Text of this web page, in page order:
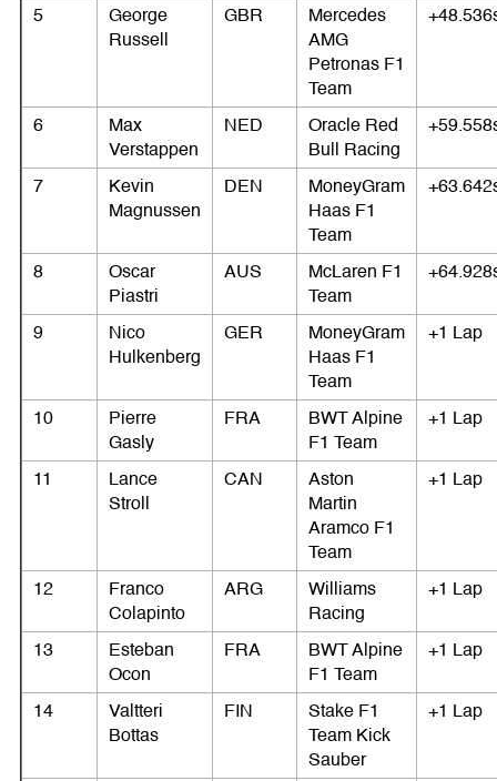
5
George
Russell
GBR
Mercedes
AMG
Petronas F1
Team
6
Max
Verstappen
NED
Oracle Red
Bull Racing
7
Kevin
Magnussen
DEN
MoneyGram
Haas F1
Team
8
Oscar
Piastri
AUS
McLaren F1
Team
9
Nico
Hulkenberg
GER
MoneyGram
Haas F1
Team
+1 Lap
10
Pierre
Gasly
FRA
BWT Alpine
F1 Team
+1 Lap
11
Lance
Stroll
CAN
Aston
Martin
Aramco F1
Team
+1 Lap
12
Franco
Colapinto
ARG
Williams
Racing
+1 Lap
13
Esteban
Ocon
FRA
BWT Alpine
F1 Team
+1 Lap
14
Valtteri
Bottas
FIN
Stake F1
Team Kick
Sauber
+1 Lap